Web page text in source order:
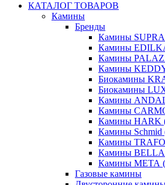
КАТАЛОГ ТОВАРОВ
Камины
Бренды
Камины
Камины
Камины
Камины
Биокамины
Биокамины
Камины
Камины
Камины HARK
Камины Schmid
Камины
Камины
Камины МЕТА
Газовые камины